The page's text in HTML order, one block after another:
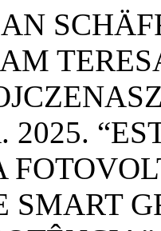
SMART